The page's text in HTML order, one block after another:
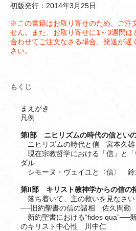
初版発行：2014年3月25日
※この書籍はお取り寄せのため、ご注
せん。また、お取り寄せに1～3週間ほ
合わせてご注文なさる場合、発送が遅
さい。
もくじ
まえがき
凡例
第I部 ニヒリズムの時代の信とい
ニヒリズムの時代と信 宮本久雄
現在宗教哲学における「信」と
ダル
シモーヌ・ヴェイユと〈信〉 鈴
第II部 キリスト教神学からの信の
落ち着いて、主の救いを見なさい
──旧約聖書の信の諸相 佐久間勤
新約聖書における“fides qua”──
のキリスト中心性 川中仁